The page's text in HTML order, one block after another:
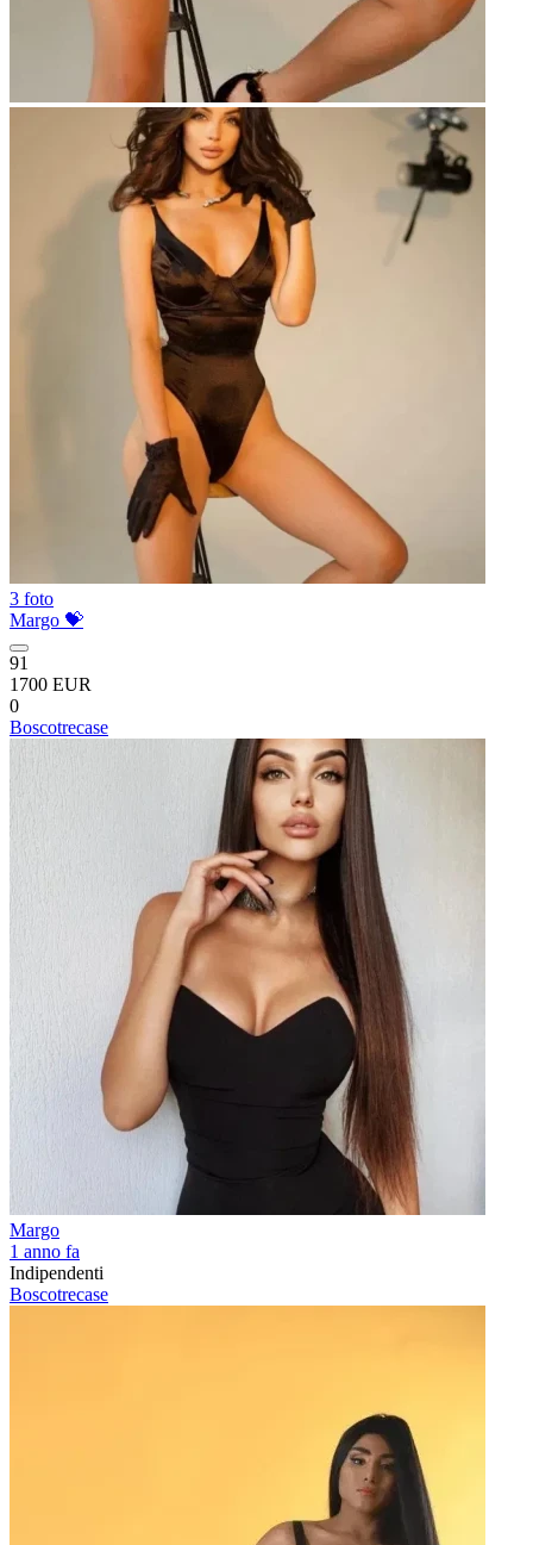
3 foto
Margo 💝
91
1700 EUR
0
Boscotrecase
Margo
1 anno fa
Indipendenti
Boscotrecase